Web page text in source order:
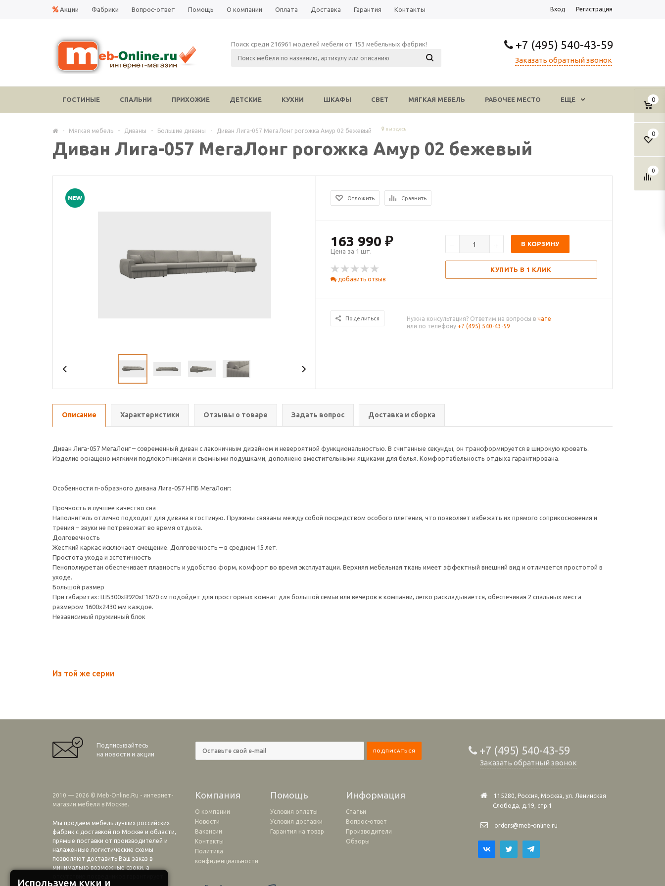
Акции Фабрики Вопрос-ответ Помощь О компании Оплата Доставка Гарантия Контакты Вход Регистрация
+7 (495) 540-43-59
Заказать обратный звонок
Поиск среди 216961 моделей мебели от 153 мебельных фабрик!
0
0
0
ГОСТИНЫЕ СПАЛЬНИ ПРИХОЖИЕ ДЕТСКИЕ КУХНИ ШКАФЫ СВЕТ МЯГКАЯ МЕБЕЛЬ РАБОЧЕЕ МЕСТО ЕЩЕ
- Мягкая мебель - Диваны - Большие диваны - Диван Лига-057 МегаЛонг рогожка Амур 02 бежевый вы здесь
Диван Лига-057 МегаЛонг рогожка Амур 02 бежевый
Отложить Сравнить
163 990 ₽
Цена за 1 шт.
добавить отзыв
В КОРЗИНУ
КУПИТЬ В 1 КЛИК
Поделиться Нужна консультация? Ответим на вопросы в чате
или по телефону +7 (495) 540-43-59
Описание Характеристики Отзывы о товаре Задать вопрос Доставка и сборка
Диван Лига-057 МегаЛонг – современный диван с лаконичным дизайном и невероятной функциональностью. В считанные секунды, он трансформируется в широкую кровать.
Изделие оснащено мягкими подлокотниками и съемными подушками, дополнено вместительными ящиками для белья. Комфортабельность отдыха гарантирована.
Особенности п-образного дивана Лига-057 НПБ МегаЛонг:
Прочность и лучшее качество сна
Наполнитель отлично подходит для дивана в гостиную. Пружины связаны между собой посредством особого плетения, что позволяет избежать их прямого соприкосновения и
трения – звуки не потревожат во время отдыха.
Долговечность
Жесткий каркас исключает смещение. Долговечность – в среднем 15 лет.
Простота ухода и эстетичность
Пенополиуретан обеспечивает плавность и удобство форм, комфорт во время эксплуатации. Верхняя мебельная ткань имеет эффектный внешний вид и отличается простотой в
уходе.
Большой размер
При габаритах: Ш5300xВ920xГ1620 см подойдет для просторных комнат для большой семьи или вечеров в компании, легко раскладывается, обеспечивая 2 спальных места
размером 1600x2430 мм каждое.
Независимый пружинный блок
Из той же серии
Подписывайтесь
на новости и акции
+7 (495) 540-43-59
Заказать обратный звонок
2010 — 2026 © Meb-Online.Ru - интернет-
магазин мебели в Москве.
Мы продаем мебель лучших российских
фабрик с доставкой по Москве и области,
прямые поставки от производителей и
налаженные логистические схемы
позволяют доставить Ваш заказ в
минимально возможные сроки, а
Компания Помощь Информация
О компании
Новости
Вакансии
Контакты
Политика
конфиденциальности
Условия оплаты
Условия доставки
Гарантия на товар
Статьи
Вопрос-ответ
Производители
Обзоры
115280, Россия, Москва, ул. Ленинская
Слобода, д.19, стр.1
orders@meb-online.ru
Используем куки и